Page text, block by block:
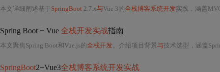
本文详细阐述基于SpringBoot 2.7.x与Vue 3的全栈博客系统开发实践，涵盖MVC分层架构、RESTful API设计、
Spring Boot + Vue 全栈开发实战指南
本文聚焦Spring Boot和Vue.js的全栈开发。介绍项目背景与技术选型，涵盖
SpringBoot2+Vue3全栈博客系统开发实战